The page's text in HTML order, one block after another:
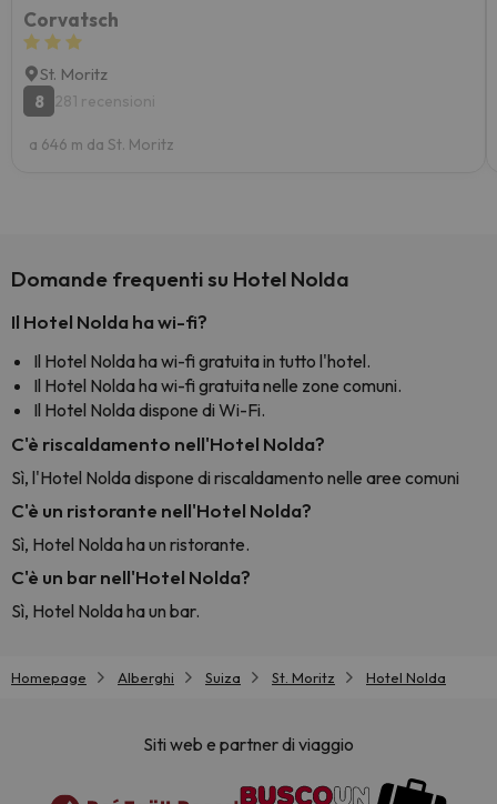
Corvatsch
St. Moritz
8
281 recensioni
a 646 m da St. Moritz
Domande frequenti su Hotel Nolda
Il Hotel Nolda ha wi-fi?
Il Hotel Nolda ha wi-fi gratuita in tutto l'hotel.
Il Hotel Nolda ha wi-fi gratuita nelle zone comuni.
Il Hotel Nolda dispone di Wi-Fi.
C'è riscaldamento nell'Hotel Nolda?
Sì, l'Hotel Nolda dispone di riscaldamento nelle aree comuni
C'è un ristorante nell'Hotel Nolda?
Sì, Hotel Nolda ha un ristorante.
C'è un bar nell'Hotel Nolda?
Sì, Hotel Nolda ha un bar.
Homepage Alberghi Suiza St. Moritz Hotel Nolda
Siti web e partner di viaggio